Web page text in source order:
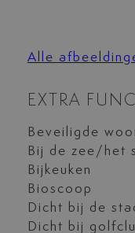
Alle
EXTRA
Beveiligde
Bij de zee/het
Bijkeuken
Bioscoop
Dicht bij de
Dicht bij